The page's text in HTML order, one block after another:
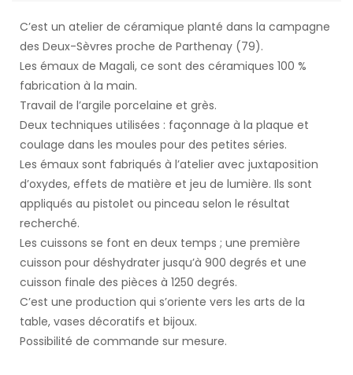
C’est un atelier de céramique planté dans la campagne
des Deux-Sèvres proche de Parthenay (79).
Les émaux de Magali, ce sont des céramiques 100 %
fabrication à la main.
Travail de l’argile porcelaine et grès.
Deux techniques utilisées : façonnage à la plaque et
coulage dans les moules pour des petites séries.
Les émaux sont fabriqués à l’atelier avec juxtaposition
d’oxydes, effets de matière et jeu de lumière. Ils sont
appliqués au pistolet ou pinceau selon le résultat
recherché.
Les cuissons se font en deux temps ; une première
cuisson pour déshydrater jusqu’à 900 degrés et une
cuisson finale des pièces à 1250 degrés.
C’est une production qui s’oriente vers les arts de la
table, vases décoratifs et bijoux.
Possibilité de commande sur mesure.